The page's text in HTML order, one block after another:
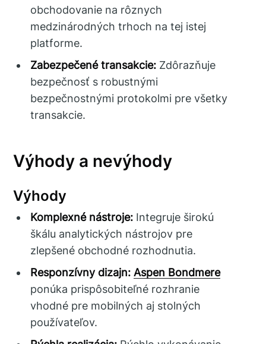
obchodovanie na rôznych
medzinárodných trhoch na tej istej
platforme.
Zabezpečené transakcie: Zdôrazňuje
bezpečnosť s robustnými
bezpečnostnými protokolmi pre všetky
transakcie.
Výhody a nevýhody
Výhody
Komplexné nástroje: Integruje širokú
škálu analytických nástrojov pre
zlepšené obchodné rozhodnutia.
Responzívny dizajn: Aspen Bondmere
ponúka prispôsobiteľné rozhranie
vhodné pre mobilných aj stolných
používateľov.